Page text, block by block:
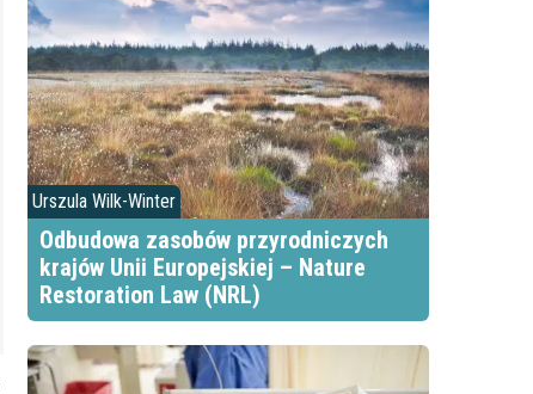
Urszula Wilk-Winter
Odbudowa zasobów przyrodniczych
krajów Unii Europejskiej – Nature
Restoration Law (NRL)